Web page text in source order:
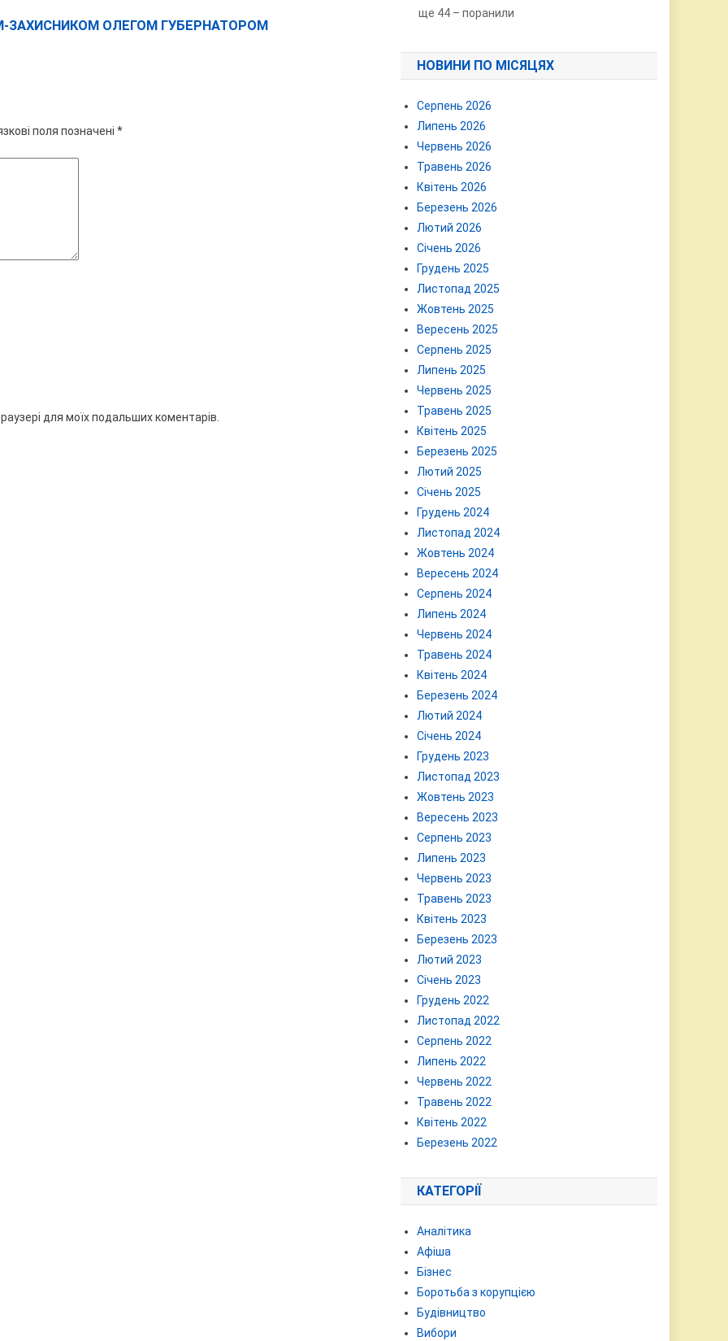
ЗАХИСНИКОМ ОЛЕГОМ ГУБЕРНАТОРОМ
поля позначені *
для моїх подальших коментарів.
ще 44 – поранили
НОВИНИ ПО МІСЯЦЯХ
Серпень 2026
Липень 2026
Червень 2026
Травень 2026
Квітень 2026
Березень 2026
Лютий 2026
Січень 2026
Грудень 2025
Листопад 2025
Жовтень 2025
Вересень 2025
Серпень 2025
Липень 2025
Червень 2025
Травень 2025
Квітень 2025
Березень 2025
Лютий 2025
Січень 2025
Грудень 2024
Листопад 2024
Жовтень 2024
Вересень 2024
Серпень 2024
Липень 2024
Червень 2024
Травень 2024
Квітень 2024
Березень 2024
Лютий 2024
Січень 2024
Грудень 2023
Листопад 2023
Жовтень 2023
Вересень 2023
Серпень 2023
Липень 2023
Червень 2023
Травень 2023
Квітень 2023
Березень 2023
Лютий 2023
Січень 2023
Грудень 2022
Листопад 2022
Серпень 2022
Липень 2022
Червень 2022
Травень 2022
Квітень 2022
Березень 2022
КАТЕГОРІЇ
Аналітика
Афіша
Бізнес
Боротьба з корупцією
Будівництво
Вибори